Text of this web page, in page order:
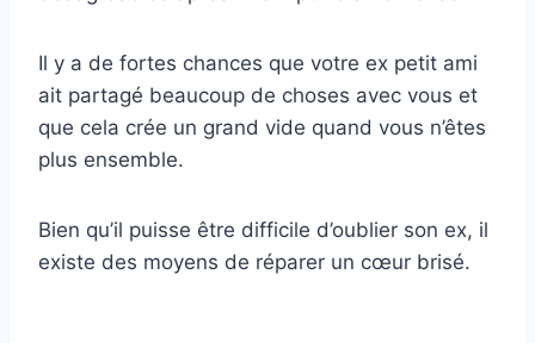
Il y a de fortes chances que votre ex petit ami
ait partagé beaucoup de choses avec vous et
que cela crée un grand vide quand vous n’êtes
plus ensemble.
Bien qu’il puisse être difficile d’oublier son ex, il
existe des moyens de réparer un cœur brisé.